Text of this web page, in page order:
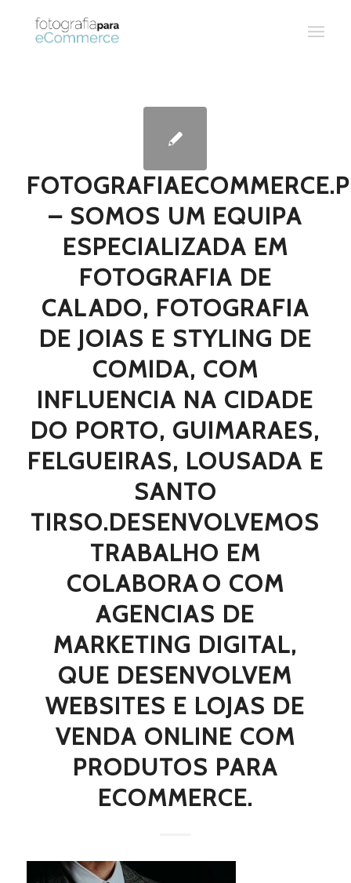
– SOMOS UM EQUIPA
ESPECIALIZADA EM
FOTOGRAFIA DE
CALADO, FOTOGRAFIA
DE JOIAS E STYLING DE
COMIDA, COM
INFLUENCIA NA CIDADE
DO PORTO, GUIMARAES,
FELGUEIRAS, LOUSADA E
SANTO
TIRSO.DESENVOLVEMOS
TRABALHO EM
COLABORAO COM
AGENCIAS DE
MARKETING DIGITAL,
QUE DESENVOLVEM
WEBSITES E LOJAS DE
VENDA ONLINE COM
PRODUTOS PARA
ECOMMERCE.